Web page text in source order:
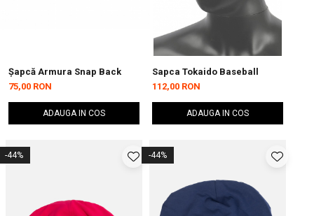
Șapcă Armura Snap Back
75,00 RON
ADAUGA IN COS
Sapca Tokaido Baseball
112,00 RON
ADAUGA IN COS
-44% -44%